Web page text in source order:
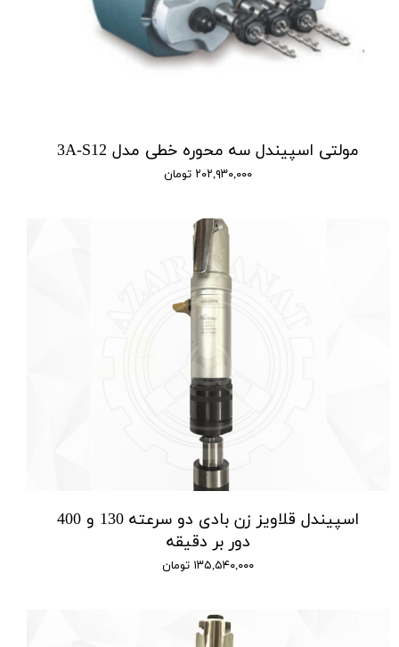
مولتی اسپیندل سه محوره خطی مدل 3A-S12
۲۰۲,۹۳۰,۰۰۰ تومان
اسپیندل قلاویز زن بادی دو سرعته 130 و 400
دور بر دقیقه
۱۳۵,۵۴۰,۰۰۰ تومان